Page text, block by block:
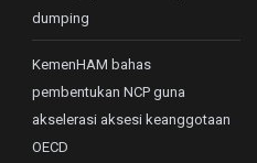
dumping
KemenHAM bahas
pembentukan NCP guna
akselerasi aksesi keanggotaan
OECD